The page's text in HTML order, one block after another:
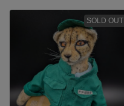
SOLD OUT